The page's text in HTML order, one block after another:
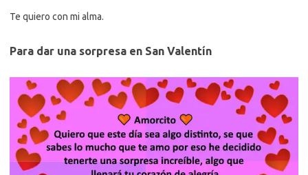
Te quiero con mi alma.
Para dar una sorpresa en San Valentín